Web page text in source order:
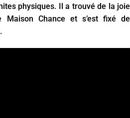
physiques. Il a trouvé de la joie
Chance et s’est fixé de